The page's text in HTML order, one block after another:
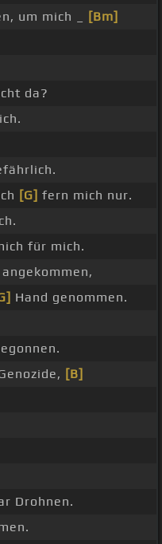
um mich _
[Bm]
da?
[G] fern mich nur.
für mich.
Hand genommen.
[B]
Drohnen.